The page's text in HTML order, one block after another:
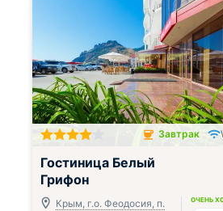
Завтрак включён
Завтрак
Гостиница Белый
Грифон
Крым, г.о. Феодосия, п.
ОЧЕНЬ